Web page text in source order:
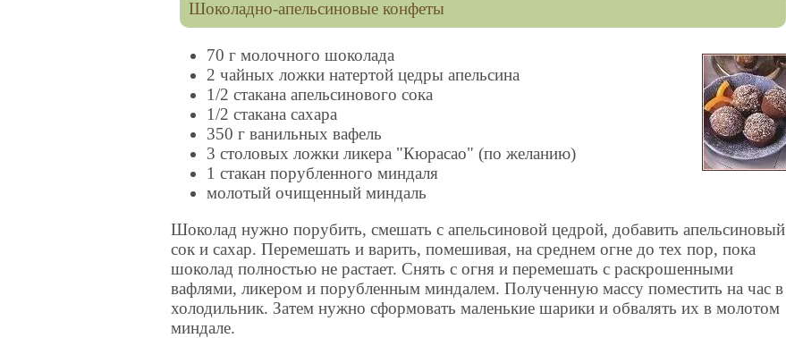
Шоколадно-апельсиновые конфеты
70 г молочного шоколада
2 чайных ложки натертой цедры апельсина
1/2 стакана апельсинового сока
1/2 стакана сахара
350 г ванильных вафель
3 столовых ложки ликера "Кюрасао" (по желанию)
1 стакан порубленного миндаля
молотый очищенный миндаль
Шоколад нужно порубить, смешать с апельсиновой цедрой, добавить апельсиновый
сок и сахар. Перемешать и варить, помешивая, на среднем огне до тех пор, пока
шоколад полностью не растает. Снять с огня и перемешать с раскрошенными
вафлями, ликером и порубленным миндалем. Полученную массу поместить на час в
холодильник. Затем нужно сформовать маленькие шарики и обвалять их в молотом
миндале.